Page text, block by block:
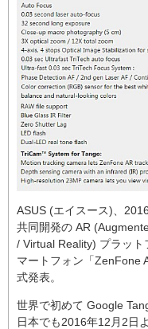
ASUS (エイスース)、
共同開発の AR
/ Virtual Reality) プラット
マートフォン「ZenFone
式発表。
世界で初めて Google
日本でも2016年12月2日